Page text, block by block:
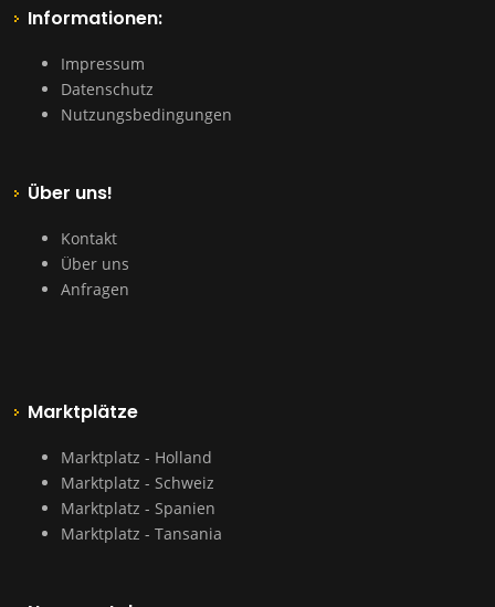
Informationen:
Impressum
Datenschutz
Nutzungsbedingungen
Über uns!
Kontakt
Über uns
Anfragen
Marktplätze
Marktplatz - Holland
Marktplatz - Schweiz
Marktplatz - Spanien
Marktplatz - Tansania